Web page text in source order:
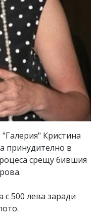
Кристина
принудително в
срещу бившия
с 500 лева заради